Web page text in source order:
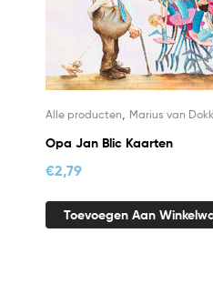
Alle producten Marius van
Opa Jan Blic Kaarten
€2,79
Toevoegen Aan